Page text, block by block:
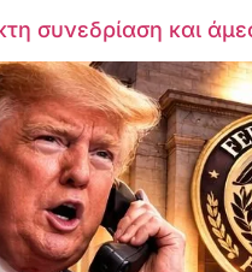
συνεδρίαση και